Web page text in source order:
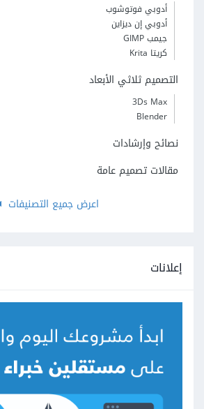
أدوبي فوتوشوب
أدوبي إن ديزاين
جيمب GIMP
كريتا Krita
التصميم ثلاثي الأبعاد
3Ds Max
Blender
نصائح وإرشادات
مقالات تصميم عامة
اعرض جميع التصنيفات
إعلانات